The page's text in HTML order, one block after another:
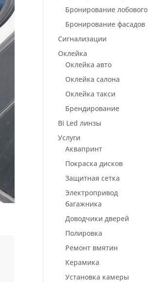
Бронирование лобового
Бронирование фасадов
Сигнализации
Оклейка
Оклейка авто
Оклейка салона
Оклейка такси
Брендирование
Bi Led линзы
Услуги
Аквапринт
Покраска дисков
Защитная сетка
Электропривод
багажника
Доводчики дверей
Полировка
Ремонт вмятин
Керамика
Установка камеры